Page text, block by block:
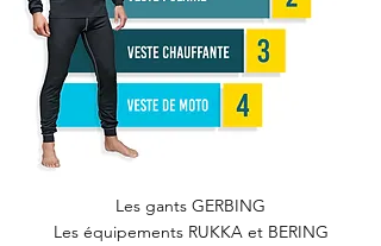
Les gants GERBING
Les équipements RUKKA et BERING